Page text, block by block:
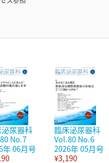
泌尿器科
No.7
年 06月号
臨床泌尿器科
Vol.80 No.6
2026年 05月号
¥3,190